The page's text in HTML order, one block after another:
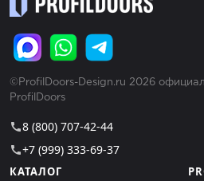
©ProfilDoors-Design.ru 2026
ProfilDoors
call8 (800) 707-42-44
call+7 (999) 333-69-37
КАТАЛОГ